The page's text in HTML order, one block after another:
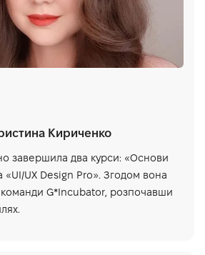
Кириченко
завершила два курси: «Основи
«UI/UX Design Pro». Згодом вона
G*Incubator, розпочавши